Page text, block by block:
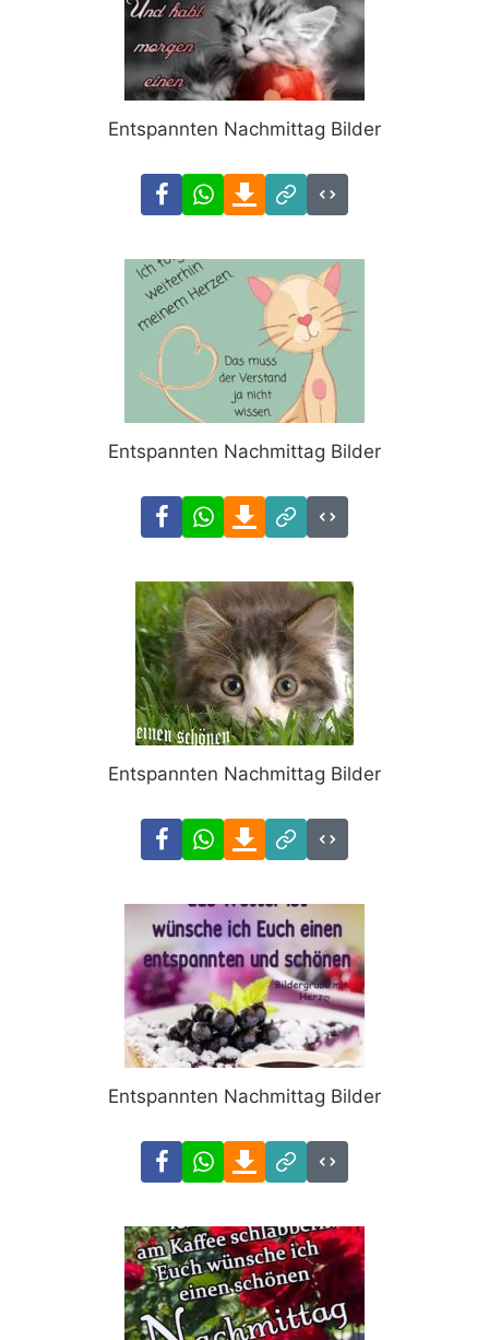
Entspannten Nachmittag Bilder
FacebookWhatsAppDownload
Link
Code
Entspannten Nachmittag Bilder
FacebookWhatsAppDownload
Link
Code
Entspannten Nachmittag Bilder
FacebookWhatsAppDownload
Link
Code
Entspannten Nachmittag Bilder
FacebookWhatsAppDownload
Link
Code